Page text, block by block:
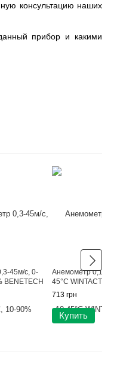
консультацию наших
прибор и какими
45м/с, 0-
BENETECH
Анемометр 0,1-
45°C WINTACT
713 грн
Купить